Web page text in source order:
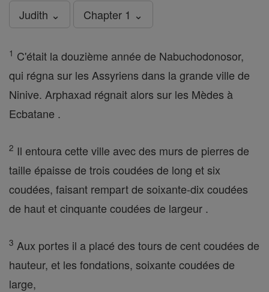
Judith ⌄ Chapter 1 ⌄
1 C'était la douzième année de Nabuchodonosor,
qui régna sur les Assyriens dans la grande ville de
Ninive. Arphaxad régnait alors sur les Mèdes à
Ecbatane .
2 Il entoura cette ville avec des murs de pierres de
taille épaisse de trois coudées de long et six
coudées, faisant rempart de soixante-dix coudées
de haut et cinquante coudées de largeur .
3 Aux portes il a placé des tours de cent coudées de
hauteur, et les fondations, soixante coudées de
large,